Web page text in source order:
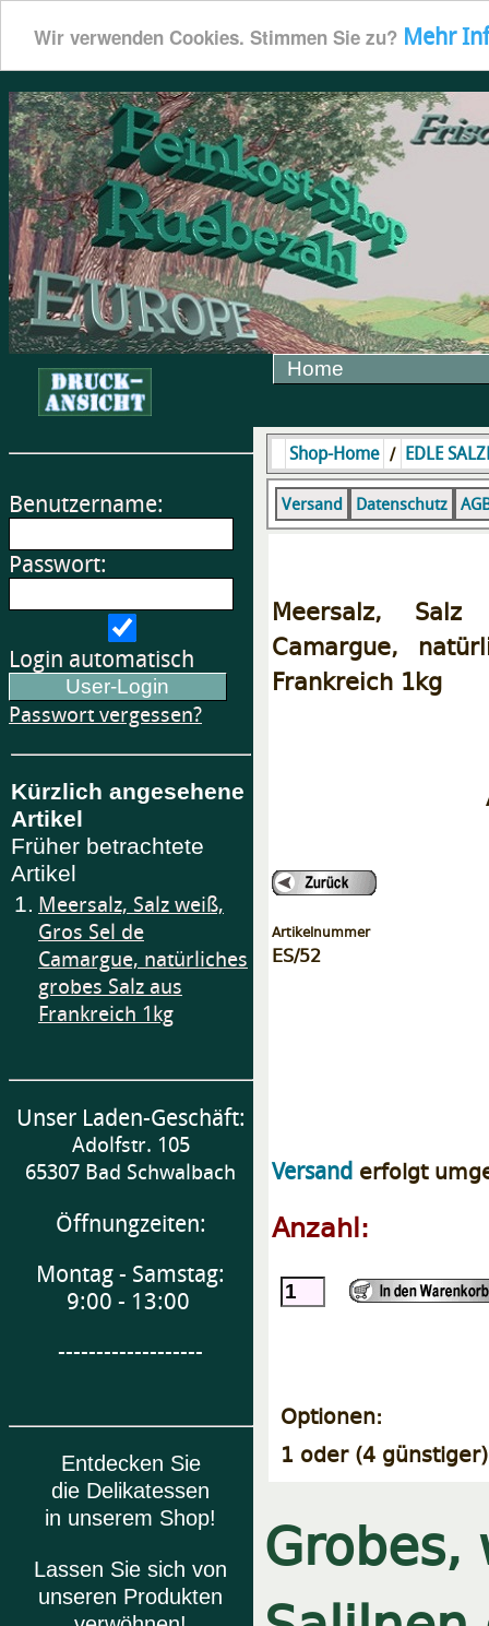
Wir verwenden Cookies. Stimmen Sie zu? Mehr
Home
Benutzername:
Passwort:
Login automatisch
Passwort vergessen?
Kürzlich angesehene
Artikel
Früher betrachtete
Artikel
1. Meersalz, Salz weiß,
Gros Sel de
Camargue, natürliches
grobes Salz aus
Frankreich 1kg
Unser Laden-Geschäft:
Adolfstr. 105
65307 Bad Schwalbach
Öffnungzeiten:
Montag - Samstag:
9:00 - 13:00
-------------------
Entdecken Sie
die Delikatessen
in unserem Shop!
Lassen Sie sich von
unseren Produkten
Shop-Home / EDLE
Versand Datenschutz
Meersalz,
Camargue,
Frankreich 1kg
Artikelnummer
ES/52
Versand erfolgt
Anzahl:
Optionen:
1 oder (4
Grobes,